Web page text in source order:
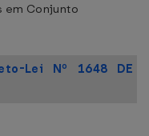
Conjunto
Lei Nº 1648 DE